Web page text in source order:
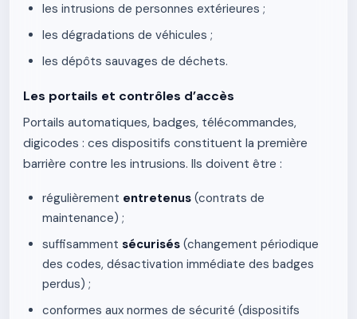
les intrusions de personnes extérieures ;
les dégradations de véhicules ;
les dépôts sauvages de déchets.
Les portails et contrôles d’accès
Portails automatiques, badges, télécommandes,
digicodes : ces dispositifs constituent la première
barrière contre les intrusions. Ils doivent être :
régulièrement entretenus (contrats de
maintenance) ;
suffisamment sécurisés (changement périodique
des codes, désactivation immédiate des badges
perdus) ;
conformes aux normes de sécurité (dispositifs